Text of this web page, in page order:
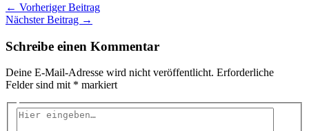
← Vorheriger Beitrag
Nächster Beitrag →
Schreibe einen Kommentar
Deine E-Mail-Adresse wird nicht veröffentlicht. Erforderliche
Felder sind mit * markiert
Hier